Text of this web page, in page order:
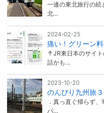
一連の東北旅行の続
北…
2024-02-25
痛い！グリーン
↑JR東日本のサイト
話かも…
2023-10-20
のんびり九州旅
．真っ直ぐ帰らず
パ…